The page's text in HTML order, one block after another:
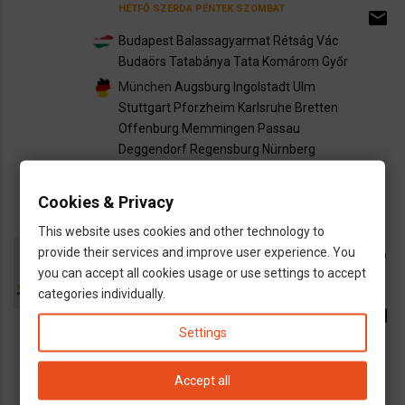
HÉTFŐ SZERDA PÉNTEK SZOMBAT
Budapest Balassagyarmat Rétság Vác
Budaörs Tatabánya Tata Komárom Győr
München Augsburg Ingolstadt Ulm
Stuttgart Pforzheim Karlsruhe Bretten
Offenburg Memmingen Passau
Deggendorf Regensburg Nürnberg
email
Europicktrans
SZERDA CSÜTÖRTÖK
CSÜTÖRTÖK PÉNTEK
Győr
call
email
Cookies & Privacy
This website uses cookies and other technology to
provide their services and improve user experience. You
you can accept all cookies usage or use settings to accept
categories individually.
Settings
Accept all